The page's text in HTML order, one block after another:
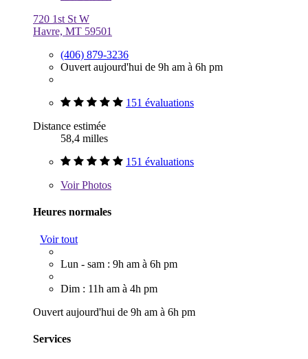
720 1st St W
Havre, MT 59501
(406) 879-3236
Ouvert aujourd'hui de 9h am à 6h pm
151 évaluations
Distance estimée
58,4 milles
151 évaluations
VoirPhotos
Heures normales
Voir tout
Lun - sam : 9h am à 6h pm
Dim : 11h am à 4h pm
Ouvert aujourd'hui de 9h am à 6h pm
Services